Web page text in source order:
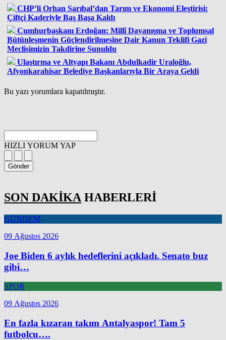
CHP’li Orhan Sarıbal’dan Tarım ve Ekonomi Eleştirisi:
Çiftçi Kaderiyle Baş Başa Kaldı
Cumhurbaşkanı Erdoğan: Millî Dayanışma ve Toplumsal
Bütünleşmenin Güçlendirilmesine Dair Kanun Teklifi Gazi
Meclisimizin Takdirine Sunuldu
Ulaştırma ve Altyapı Bakanı Abdulkadir Uraloğlu,
Afyonkarahisar Belediye Başkanlarıyla Bir Araya Geldi
Bu yazı yorumlara kapatılmıştır.
HIZLI YORUM YAP
Gönder
SON DAKİKA HABERLERİ
GÜNDEM
09 Ağustos 2026
Joe Biden 6 aylık hedeflerini açıkladı. Senato buz
gibi…
SPOR
09 Ağustos 2026
En fazla kızaran takım Antalyaspor! Tam 5
futbolcu….